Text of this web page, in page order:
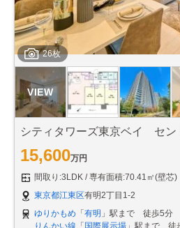
26枚
シティタワーズ東京ベイ セン
15,600万円
間取り:3LDK
専有面積:70.41㎡(壁芯)
東京都江東区有明2丁目1-2
ゆりかもめ 「 有明 」駅まで 徒歩5分